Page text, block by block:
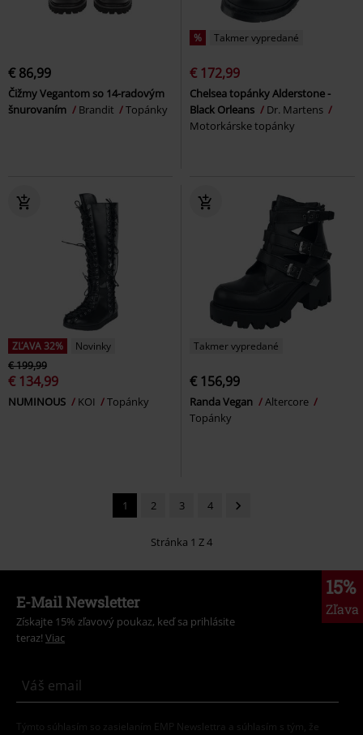
€ 86,99
Čižmy Vegantom so 14-radovým
šnurovaním
Brandit Topánky
% Takmer vypredané
€ 172,99
Chelsea topánky Alderstone -
Black Orleans
Dr. Martens
Motorkárske topánky
ZĽAVA 32%
Novinky
€ 199,99
€ 134,99
NUMINOUS KOI Topánky
Takmer vypredané
€ 156,99
Randa Vegan
Altercore
Topánky
1 2 3 4
Stránka 1 Z 4
15%
Zľava
E-Mail Newsletter
Získajte 15% zľavový poukaz, keď sa prihlásite
teraz! Viac
Týmto súhlasím so zasielaním EMP Newslettra a súhlasím s tým, že